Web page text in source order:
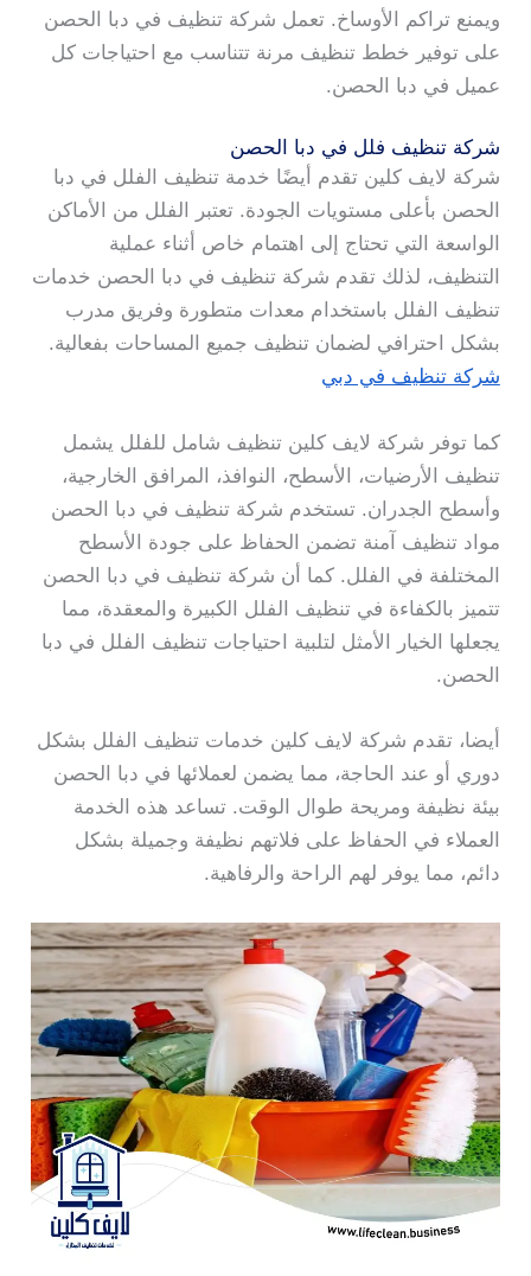
ويمنع تراكم الأوساخ. تعمل شركة تنظيف في دبا الحصن
على توفير خطط تنظيف مرنة تتناسب مع احتياجات كل
عميل في دبا الحصن.
شركة تنظيف فلل في دبا الحصن
شركة لايف كلين تقدم أيضًا خدمة تنظيف الفلل في دبا
الحصن بأعلى مستويات الجودة. تعتبر الفلل من الأماكن
الواسعة التي تحتاج إلى اهتمام خاص أثناء عملية
التنظيف، لذلك تقدم شركة تنظيف في دبا الحصن خدمات
تنظيف الفلل باستخدام معدات متطورة وفريق مدرب
بشكل احترافي لضمان تنظيف جميع المساحات بفعالية.
شركة تنظيف في دبي
كما توفر شركة لايف كلين تنظيف شامل للفلل يشمل
تنظيف الأرضيات، الأسطح، النوافذ، المرافق الخارجية،
وأسطح الجدران. تستخدم شركة تنظيف في دبا الحصن
مواد تنظيف آمنة تضمن الحفاظ على جودة الأسطح
المختلفة في الفلل. كما أن شركة تنظيف في دبا الحصن
تتميز بالكفاءة في تنظيف الفلل الكبيرة والمعقدة، مما
يجعلها الخيار الأمثل لتلبية احتياجات تنظيف الفلل في دبا
الحصن.
أيضا، تقدم شركة لايف كلين خدمات تنظيف الفلل بشكل
دوري أو عند الحاجة، مما يضمن لعملائها في دبا الحصن
بيئة نظيفة ومريحة طوال الوقت. تساعد هذه الخدمة
العملاء في الحفاظ على فلاتهم نظيفة وجميلة بشكل
دائم، مما يوفر لهم الراحة والرفاهية.